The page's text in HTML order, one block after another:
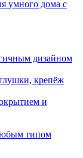
умного дома с
дизайном
крепёж
и
типом